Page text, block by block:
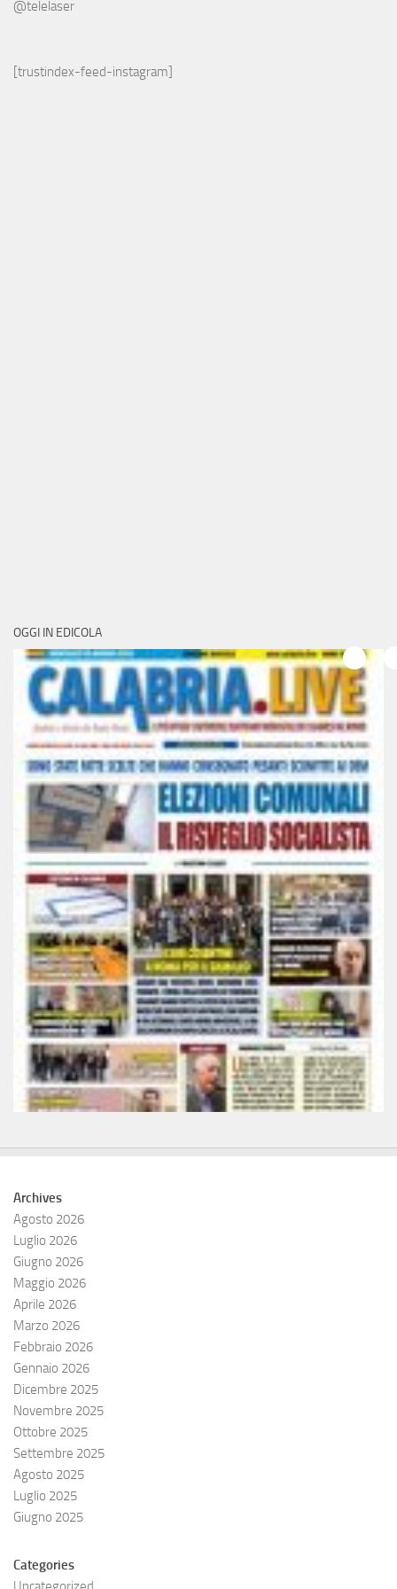
@telelaser
[trustindex-feed-instagram]
OGGI IN EDICOLA
Archives
Agosto 2026
Luglio 2026
Giugno 2026
Maggio 2026
Aprile 2026
Marzo 2026
Febbraio 2026
Gennaio 2026
Dicembre 2025
Novembre 2025
Ottobre 2025
Settembre 2025
Agosto 2025
Luglio 2025
Giugno 2025
Categories